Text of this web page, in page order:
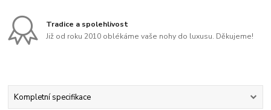
Tradice a spolehlivost
Již od roku 2010 oblékáme vaše nohy do luxusu. Děkujeme!
Kompletní specifikace